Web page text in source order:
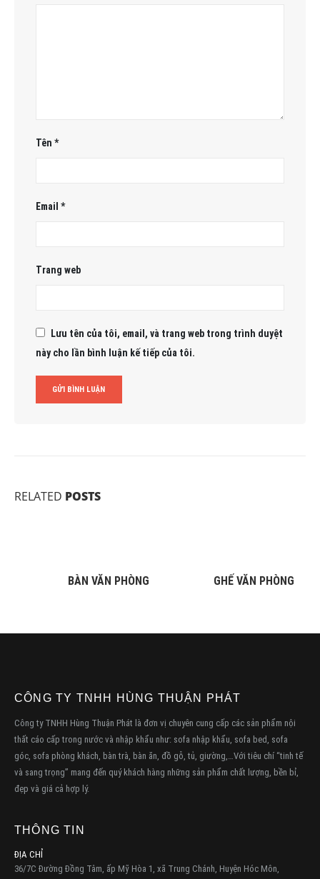
Tên *
Email *
Trang web
Lưu tên của tôi, email, và trang web trong trình duyệt
này cho lần bình luận kế tiếp của tôi.
RELATED POSTS
BÀN VĂN PHÒNG GHẾ VĂN PHÒNG
CÔNG TY TNHH HÙNG THUẬN PHÁT
Công ty TNHH Hùng Thuận Phát là đơn vị chuyên cung cấp các sản phẩm nội
thất cáo cấp trong nước và nhập khẩu như: sofa nhập khẩu, sofa bed, sofa
góc, sofa phòng khách, bàn trà, bàn ăn, đồ gỗ, tủ, giường,…Với tiêu chí “tinh tế
và sang trọng” mang đến quý khách hàng những sản phẩm chất lượng, bền bỉ,
đẹp và giá cả hợp lý.
THÔNG TIN
ĐỊA CHỈ
36/7C Đường Đồng Tâm, ấp Mỹ Hòa 1, xã Trung Chánh, Huyện Hóc Môn,